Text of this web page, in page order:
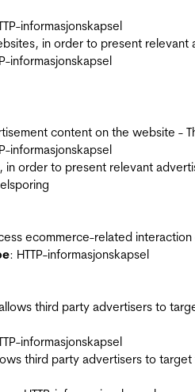
informasjonskapsel
in order to present
informasjonskapsel
content on the website
informasjonskapsel
order to present relevant
ecommerce-related
: HTTP-informasjonskapsel
third party advertisers to
informasjonskapsel
third party advertisers to